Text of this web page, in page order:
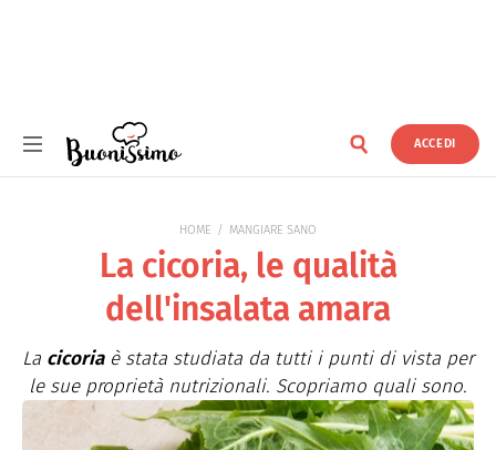
ACCEDI
HOME MANGIARE SANO
La cicoria, le qualità
dell'insalata amara
La cicoriaè stata studiata da tutti i punti di vista per
le sue proprietà nutrizionali. Scopriamo quali sono.